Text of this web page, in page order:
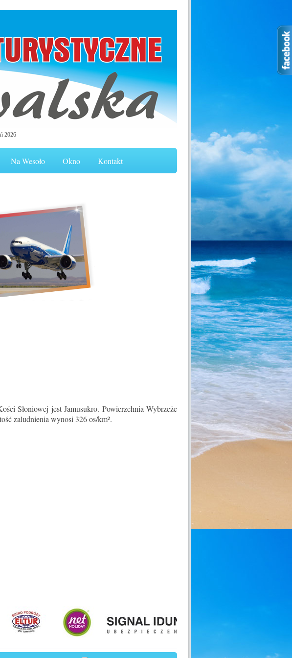
2026
Na Wesoło Okno Kontakt
Słoniowej jest Jamusukro. Powierzchnia Wybrzeże
zaludnienia wynosi 326 os/km².